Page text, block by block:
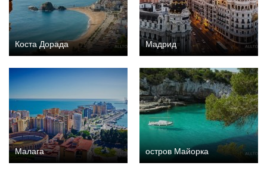
Коста Дорада Мадрид
Малага остров Майорка